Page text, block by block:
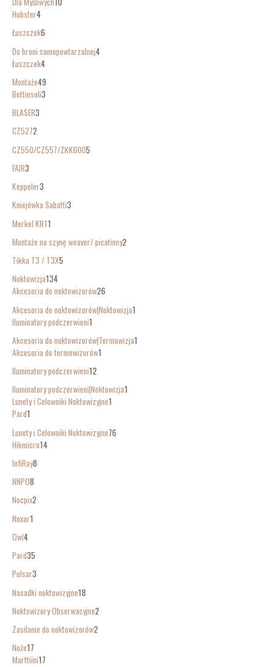
Hubster4
Łuszczek6
Do broni samopowtarzalnej4
Łuszczek4
Montaże49
Bettinsoli3
BLASER3
CZ5272
CZ550/CZ557/ZKK6005
FAIR3
Keppeler3
Kniejówka Sabatti3
Merkel KR11
Montaże na szynę weaver/ picatinny2
Tikka T3 / T3X5
Noktowizja134
Akcesoria do noktowizorów26
Akcesoria do noktowizorów|Noktowizja1
Iluminatory podczerwieni1
Akcesoria do noktowizorów|Termowizja1
Akcesoria do termowizorów1
Iluminatory podczerwieni12
Iluminatory podczerwieni|Noktowizja1
Lunety i Celowniki Noktowizyjne1
Pard1
Lunety i Celowniki Noktowizyjne76
Hikmicro14
InfiRay8
NNPO8
Nocpix2
Noxar1
Owl4
Pard35
Pulsar3
Nasadki noktowizyjne18
Noktowizory Obserwacyjne2
Zasilanie do noktowizorów2
Noże17
Marttiini17